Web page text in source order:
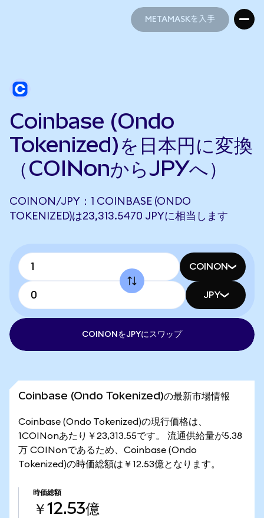
METAMASKを入手
Coinbase (Ondo
Tokenized)を日本円に変換
（COINonからJPYへ）
COINON/JPY：1 COINBASE (ONDO
TOKENIZED)は23,313.5470 JPYに相当します
COINON
JPY
COINONをJPYにスワップ
Coinbase (Ondo Tokenized)の最新市場情報
Coinbase (Ondo Tokenized)の現行価格は、
1COINonあたり￥23,313.55です。 流通供給量が5.38
万 COINonであるため、Coinbase (Ondo
Tokenized)の時価総額は￥12.53億となります。
時価総額
￥12.53億